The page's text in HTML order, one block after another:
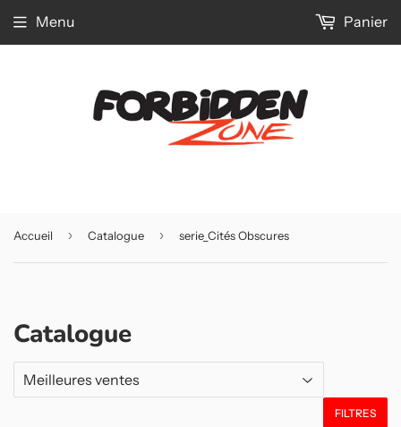
Menu Panier
Accueil › Catalogue › serie_Cités Obscures
Catalogue
FILTRES